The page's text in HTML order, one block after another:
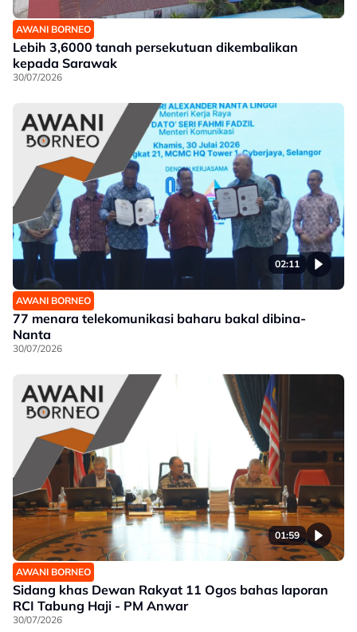
AWANI BORNEO
Lebih 3,6000 tanah persekutuan dikembalikan
kepada Sarawak
30/07/2026
02:11
AWANI BORNEO
77 menara telekomunikasi baharu bakal dibina-
Nanta
30/07/2026
01:59
AWANI BORNEO
Sidang khas Dewan Rakyat 11 Ogos bahas laporan
RCI Tabung Haji - PM Anwar
30/07/2026